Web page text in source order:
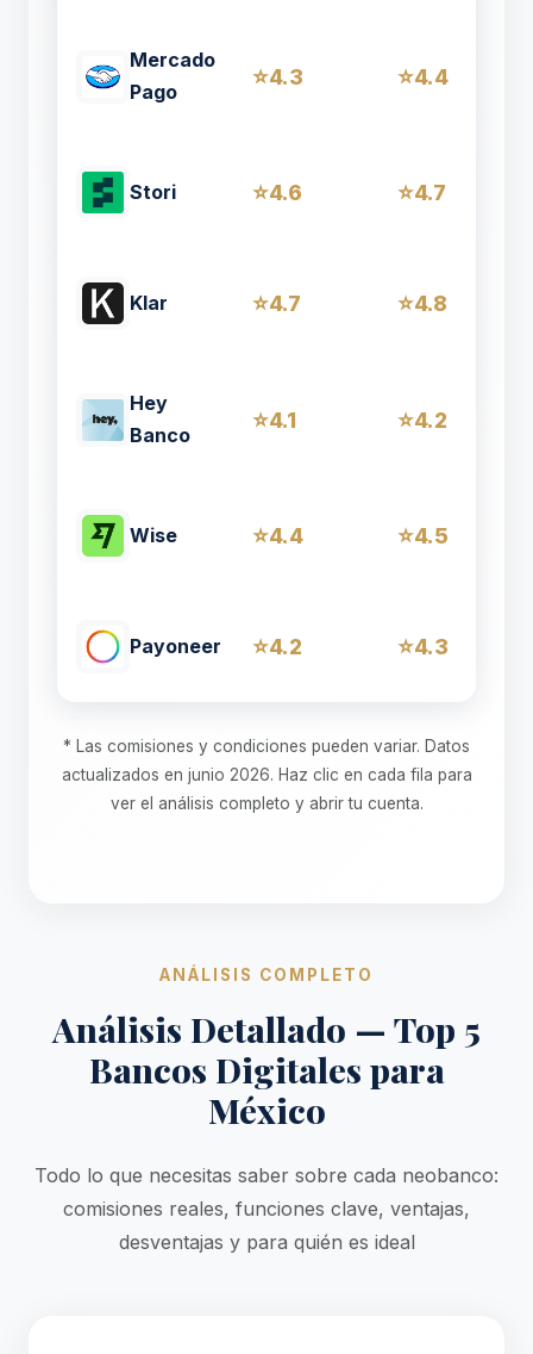
Mercado
Pago
4.3 4.4
Stori 4.6 4.7
Klar 4.7 4.8
Hey
Banco
4.1 4.2
Wise 4.4 4.5
Payoneer 4.2 4.3
* Las comisiones y condiciones pueden variar. Datos
actualizados en junio 2026. Haz clic en cada fila para
ver el análisis completo y abrir tu cuenta.
ANÁLISIS COMPLETO
Análisis Detallado — Top 5
Bancos Digitales para
México
Todo lo que necesitas saber sobre cada neobanco:
comisiones reales, funciones clave, ventajas,
desventajas y para quién es ideal